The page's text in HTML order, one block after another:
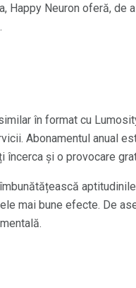
Happy Neuron oferă, de
în format cu
Abonamentul anual
și o provocare
mai bune efecte. De